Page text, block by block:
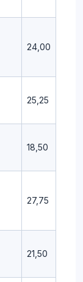
24,00
25,25
18,50
27,75
21,50